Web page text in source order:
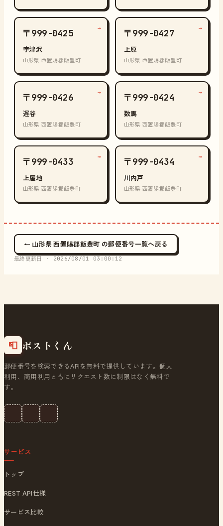
〒999-0425
宇津沢
山形県 西置賜郡飯豊町
→ 〒999-0427
上原
山形県 西置賜郡飯豊町
→
〒999-0426
遅谷
山形県 西置賜郡飯豊町
→ 〒999-0424
数馬
山形県 西置賜郡飯豊町
→
〒999-0433
上屋地
山形県 西置賜郡飯豊町
→ 〒999-0434
川内戸
山形県 西置賜郡飯豊町
→
← 山形県 西置賜郡飯豊町 の郵便番号一覧へ戻る
最終更新日 · 2026/08/01 03:00:12
📮 ポストくん
郵便番号を検索できるAPIを無料で提供しています。個人
利用、商用利用ともにリクエスト数に制限はなく無料で
す。
サービス
トップ
REST API仕様
サービス比較